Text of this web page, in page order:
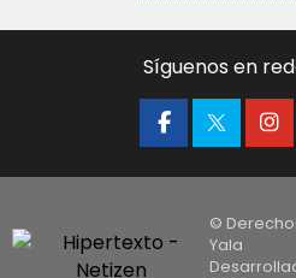
Síguenos en
©
Yala